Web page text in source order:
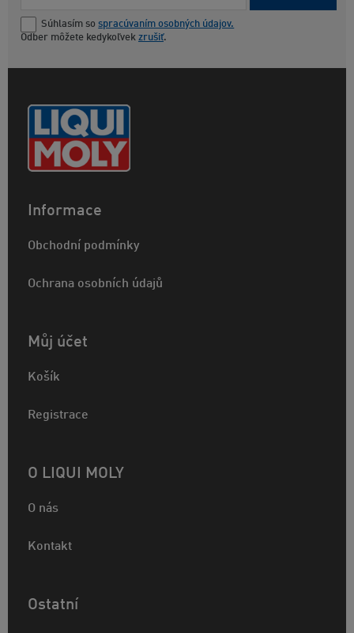
Súhlasím so spracúvaním osobných údajov.
Odber môžete kedykoľvek zrušiť.
Informace
Obchodní podmínky
Ochrana osobních údajů
Můj účet
Košík
Registrace
O LIQUI MOLY
O nás
Kontakt
Ostatní